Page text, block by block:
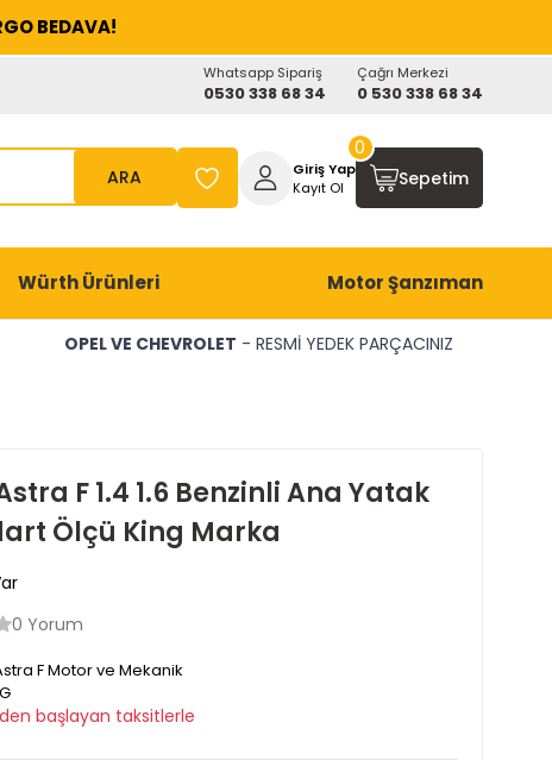
BEDAVA!
Whatsapp Sipariş
0530 338 68 34
Çağrı Merkezi
0 530 338 68 34
ARA
Giriş Yap
Kayıt Ol
Sepetim
0
Würth Ürünleri Motor Şanzıman
OPEL VE CHEVROLET - RESMİ YEDEK PARÇACINIZ
F 1.4 1.6 Benzinli Ana Yatak
Ölçü King Marka
0 Yorum
F Motor ve Mekanik
den başlayan taksitlerle